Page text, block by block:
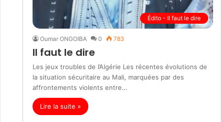
Édito - Il faut le dire
Oumar ONGOIBA 0 783
Il faut le dire
Les jeux troubles de l’Algérie Les récentes évolutions de
la situation sécuritaire au Mali, marquées par des
affrontements violents entre…
Lire la suite »